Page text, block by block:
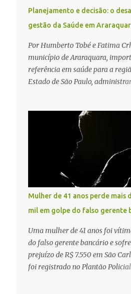
encontraram a vítima em parada
cardiorrespiratória. Os
imediatamente as manobras de
cardiopulmonar (RCP), porém,
todos os esforços, o motorista não
respondeu aos procedimentos. Às
médicos da Unidade de Suporte
Planejamento e decisão: o
gestão da Saúde em
Por Humberto Tobé e Fatima
município de Araraquara,
referência em saúde para a
Estado de São Paulo,
A cidade concentra hospitais,
especializadas e serviços de
complexidade que atendem
apenas do município, mas
diversas cidades do entorno,
significativamente a
gestão sobre o Sistema Único de
(SUS). Nos últimos anos, o
tem ampliado investimentos
fortalecimento da atenção
infraestrutura hospitalar e da
regionalização dos serviços de
Entretanto, em um cenário de
Mulher de 41 anos perde mais
mil em golpe do falso gerente
Uma mulher de 41 anos foi
do falso gerente bancário e
prejuízo de R$ 7.550 em São
foi registrado no Plantão Policial